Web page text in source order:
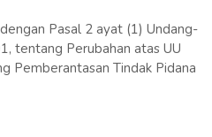
Pasal 2 ayat (1) Undang-
tentang Perubahan atas UU
Pemberantasan Tindak Pidana